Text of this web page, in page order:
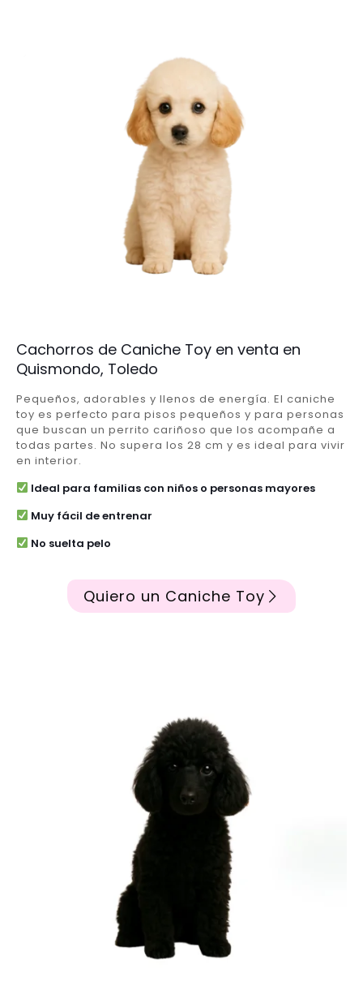
Cachorros de Caniche Toy en venta en
Quismondo, Toledo
Pequeños, adorables y llenos de energía. El caniche
toy es perfecto para pisos pequeños y para personas
que buscan un perrito cariñoso que los acompañe a
todas partes. No supera los 28 cm y es ideal para vivir
en interior.
Ideal para familias con niños o personas mayores
Muy fácil de entrenar
No suelta pelo
Quiero un Caniche Toy